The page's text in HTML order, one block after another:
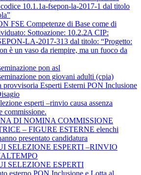
10.1.1a-fsepon-la-2017-1 dal titolo
FSE Competenze di Base come di
Sottoazione: 10.2.2A CIP:
LA-2017-313 dal titolo: “Progetto:
è un vaso da riempire, ma un fuoco da
pon asl
pon giovani adulti (cpia)
provvisoria Esperti Esterni PON Inclusione
esperti –rinvio causa assenza
commissione.
DI NOMINA COMMISSIONE
– FIGURE ESTERNE elenchi
presentato candidatura
SELEZIONE ESPERTI –RINVIO
SELEZIONE ESPERTI